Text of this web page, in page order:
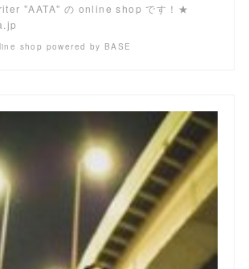
"AATA" の online shop です！★
shop powered by BASE